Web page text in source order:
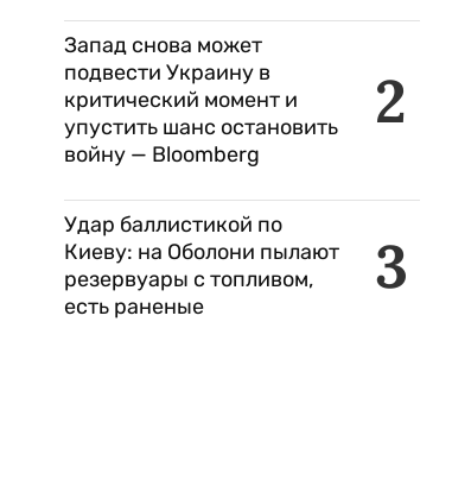
2
Запад снова может
подвести Украину в
критический момент и
упустить шанс остановить
войну — Bloomberg
3
Удар баллистикой по
Киеву: на Оболони пылают
резервуары с топливом,
есть раненые